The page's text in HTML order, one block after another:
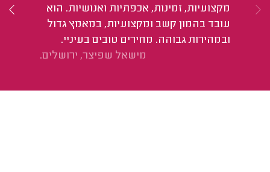
מקצועיות, זמינות, אכפתיות ואנושיות. הוא
עובד בהמון קשב ומקצועיות, במאמץ גדול
ובמהירות גבוהה. מחירים טובים בעיניי.
מישאל שפיצר, ירושלים.